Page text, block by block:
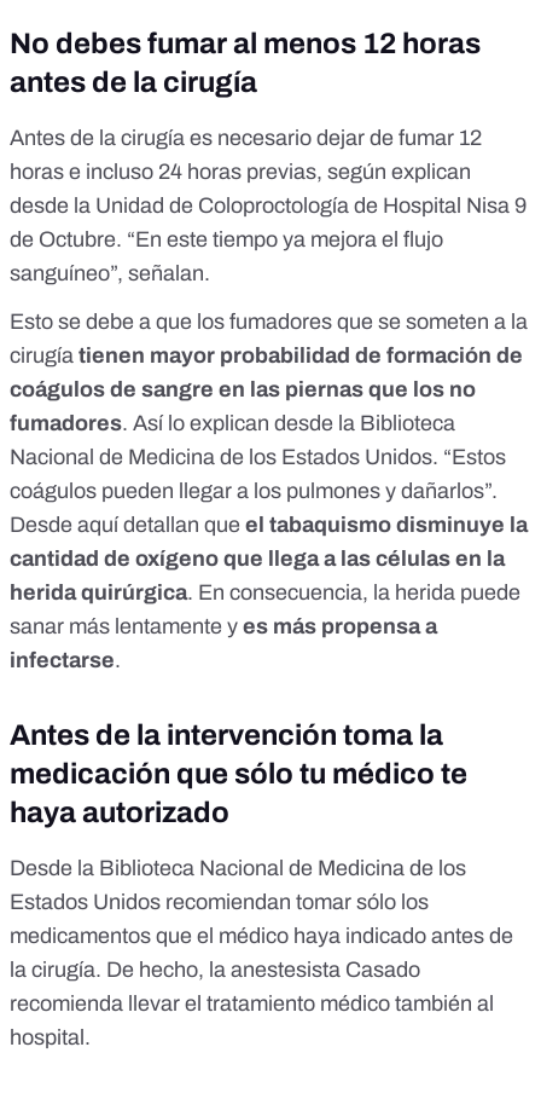
No debes fumar al menos 12 horas
antes de la cirugía
Antes de la cirugía es necesario dejar de fumar 12
horas e incluso 24 horas previas, según explican
desde la Unidad de Coloproctología de Hospital Nisa 9
de Octubre. “En este tiempo ya mejora el flujo
sanguíneo”, señalan.
Esto se debe a que los fumadores que se someten a la
cirugía tienen mayor probabilidad de formación de
coágulos de sangre en las piernas que los no
fumadores. Así lo explican desde la Biblioteca
Nacional de Medicina de los Estados Unidos. “Estos
coágulos pueden llegar a los pulmones y dañarlos”.
Desde aquí detallan que el tabaquismo disminuye la
cantidad de oxígeno que llega a las células en la
herida quirúrgica. En consecuencia, la herida puede
sanar más lentamente y es más propensa a
infectarse.
Antes de la intervención toma la
medicación que sólo tu médico te
haya autorizado
Desde la Biblioteca Nacional de Medicina de los
Estados Unidos recomiendan tomar sólo los
medicamentos que el médico haya indicado antes de
la cirugía. De hecho, la anestesista Casado
recomienda llevar el tratamiento médico también al
hospital.